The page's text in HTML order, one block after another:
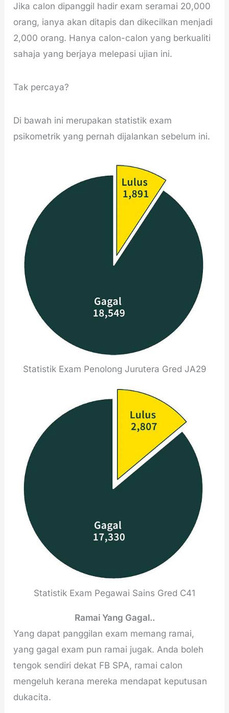
Jika calon dipanggil hadir exam seramai 20,000
orang, ianya akan ditapis dan dikecilkan menjadi
2,000 orang. Hanya calon-calon yang berkualiti
sahaja yang berjaya melepasi ujian ini.
Tak percaya?
Di bawah ini merupakan statistik exam
psikometrik yang pernah dijalankan sebelum ini.
Statistik Exam Penolong Jurutera Gred JA29
Statistik Exam Pegawai Sains Gred C41
Ramai Yang Gagal..
Yang dapat panggilan exam memang ramai,
yang gagal exam pun ramai jugak. Anda boleh
tengok sendiri dekat FB SPA, ramai calon
mengeluh kerana mereka mendapat keputusan
dukacita.